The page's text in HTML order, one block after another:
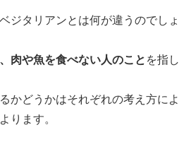
ジタリアンとは何が違うのでしょ
肉や魚を食べない人のこと を指し
かどうかはそれぞれの考え方によ
ります。